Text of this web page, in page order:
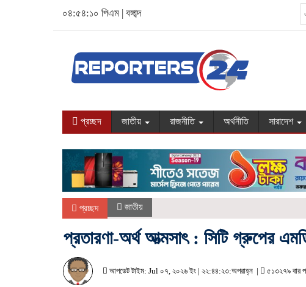
০৪:৫৪:১১ পিএম| বঙ্গাব্দ
প্রচ্ছদ জাতীয় রাজনীতি অর্থনীতি সারাদেশ
প্রচ্ছদ জাতীয়
প্রতারণা-অর্থ আত্মসাৎ : সিটি গ্রুপের
আপডেট টাইম: Jul ০৭, ২০২৬ ইং | ২২:৪৪:২৩:অপরাহ্ন | ৫১৩২৭৯ বার